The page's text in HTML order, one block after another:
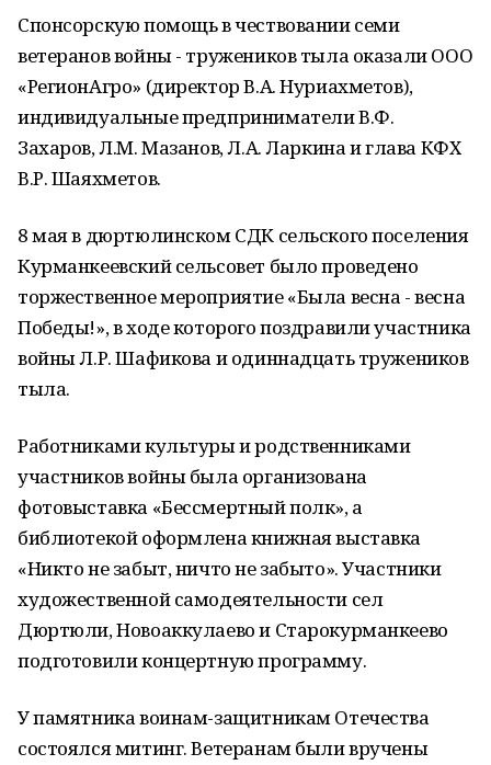
Спонсорскую помощь в чествовании семи
ветеранов войны - тружеников тыла оказали ООО
«РегионАгро» (директор В.А. Нуриахметов),
индивидуальные предприниматели В.Ф.
Захаров, Л.М. Мазанов, Л.А. Ларкина и глава КФХ
В.Р. Шаяхметов.
8 мая в дюртюлинском СДК сельского поселения
Курманкеевский сельсовет было проведено
торжественное мероприятие «Была весна - весна
Победы!», в ходе которого поздравили участника
войны Л.Р. Шафикова и одиннадцать тружеников
тыла.
Работниками культуры и родственниками
участников войны была организована
фотовыставка «Бессмертный полк», а
библиотекой оформлена книжная выставка
«Никто не забыт, ничто не забыто». Участники
художественной самодеятельности сел
Дюртюли, Новоаккулаево и Старокурманкеево
подготовили концертную программу.
У памятника воинам-защитникам Отечества
состоялся митинг. Ветеранам были вручены